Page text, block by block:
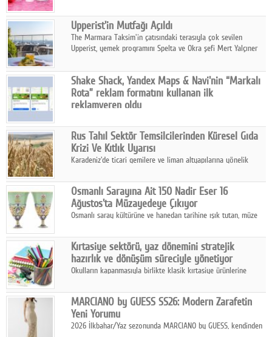
ürünleriyle hem yurt içinde hem de uluslararası pazarlarda
büyümesini sürdürüyor.
Upperist'in Mutfağı Açıldı
The Marmara Taksim'in çatısındaki terasıyla çok sevilen
Upperist, yemek programını Spelta ve Okra şefi Mert Yalçıner
Shake Shack, Yandex Maps & Navi'nin “Markalı
Rota” reklam formatını kullanan ilk
reklamveren oldu
artırmak amacıyla Cereyan Medya ve Yandex Ads iş birliğiyle
Yandex Maps & Navi'nin yeni "Markalı Rota" reklam formatını
kullanan ilk marka oldu.
Rus Tahıl Sektör Temsilcilerinden Küresel Gıda
Krizi Ve Kıtlık Uyarısı
Karadeniz'de ticari gemilere ve liman altyapılarına yönelik
geçirdi.
Osmanlı Sarayına Ait 150 Nadir Eser 16
Ağustos'ta Müzayedeye Çıkıyor
Osmanlı saray kültürüne ve hanedan tarihine ışık tutan, müze
Ağustos'ta Arthill Müzecilik'in düzenleyeceği özel müzayedede
koleksiyonerlerle buluşuyor
Kırtasiye sektörü, yaz dönemini stratejik
hazırlık ve dönüşüm süreciyle yönetiyor
Okulların kapanmasıyla birlikte klasik kırtasiye ürünlerine
sanat ve eğitici aktivite ürünleriyle dinamik bir biçimde
geçiriyor.
MARCIANO by GUESS SS26: Modern Zarafetin
Yeni Yorumu
2026 İlkbahar/Yaz sezonunda MARCIANO by GUESS, kendinden